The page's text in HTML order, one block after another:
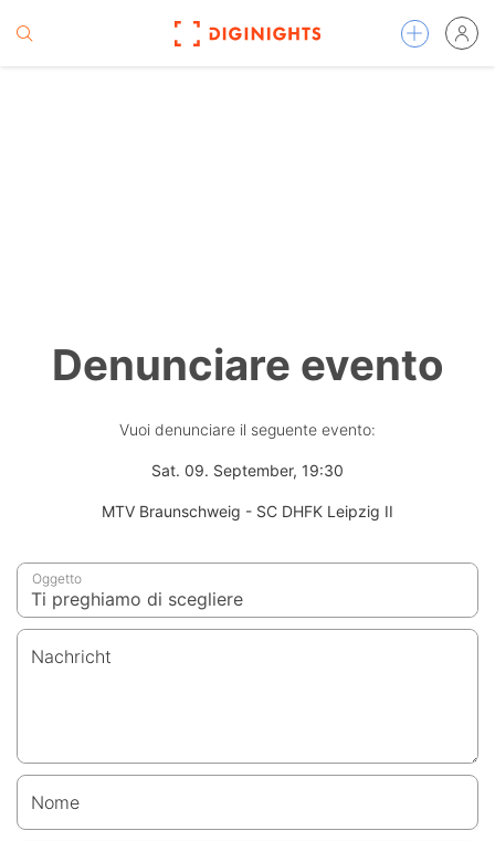
Denunciare evento
Vuoi denunciare il seguente evento:
Sat. 09. September, 19:30
MTV Braunschweig - SC DHFK Leipzig II
Oggetto
Nachricht
Nome